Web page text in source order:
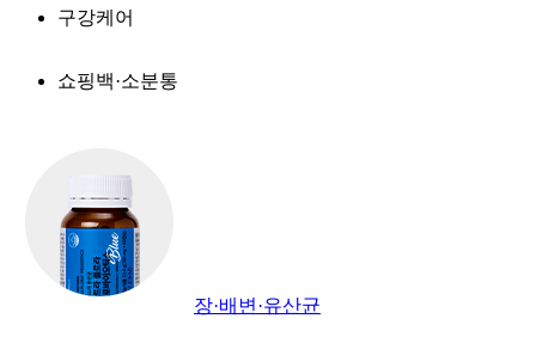
구강케어
쇼핑백·소분통
장·배변·유산균